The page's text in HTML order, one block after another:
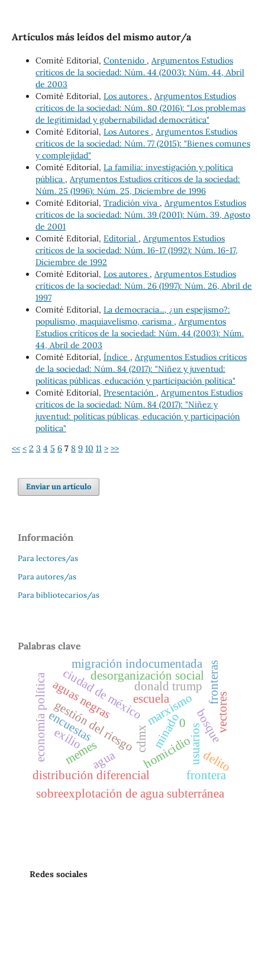
Artículos más leídos del mismo autor/a
Comité Editorial, Contenido , Argumentos Estudios
críticos de la sociedad: Núm. 44 (2003): Núm. 44, Abril
de 2003
Comité Editorial, Los autores , Argumentos Estudios
críticos de la sociedad: Núm. 80 (2016): "Los problemas
de legitimidad y gobernabilidad democrática"
Comité Editorial, Los Autores , Argumentos Estudios
críticos de la sociedad: Núm. 77 (2015): "Bienes comunes
y complejidad"
Comité Editorial, La familia: investigación y política
pública , Argumentos Estudios críticos de la sociedad:
Núm. 25 (1996): Núm. 25, Diciembre de 1996
Comité Editorial, Tradición viva , Argumentos Estudios
críticos de la sociedad: Núm. 39 (2001): Núm. 39, Agosto
de 2001
Comité Editorial, Editorial , Argumentos Estudios
críticos de la sociedad: Núm. 16-17 (1992): Núm. 16-17,
Diciembre de 1992
Comité Editorial, Los autores , Argumentos Estudios
críticos de la sociedad: Núm. 26 (1997): Núm. 26, Abril de
1997
Comité Editorial, La democracia..., ¿un espejismo?:
populismo, maquiavelismo, carisma , Argumentos
Estudios críticos de la sociedad: Núm. 44 (2003): Núm.
44, Abril de 2003
Comité Editorial, Índice , Argumentos Estudios críticos
de la sociedad: Núm. 84 (2017): "Niñez y juventud:
políticas públicas, educación y participación política"
Comité Editorial, Presentación , Argumentos Estudios
críticos de la sociedad: Núm. 84 (2017): "Niñez y
juventud: políticas públicas, educación y participación
política"
<< < 2 3 4 5 6 7 8 9 10 11 > >>
Enviar un artículo
Información
Para lectores/as
Para autores/as
Para bibliotecarios/as
Palabras clave
marxismo
homicidio
gestión del riesgo
aguas negras
usuarios
encuestas
memes
ciudad de méxico
desorganización social
distribución diferencial
cdmx
delito
minado
sobreexplotación de agua subterránea
bosque
agua
vectores
escuela
frontera
exilio
fronteras
economía política
migración indocumentada
donald trump
0
Redes sociales